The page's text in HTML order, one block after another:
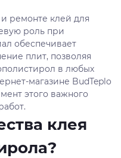
ремонте клей для
роль при
обеспечивает
плит, позволяя
в любых
магазине BudTeplo
этого важного
клея